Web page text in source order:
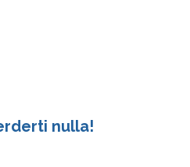
nulla!